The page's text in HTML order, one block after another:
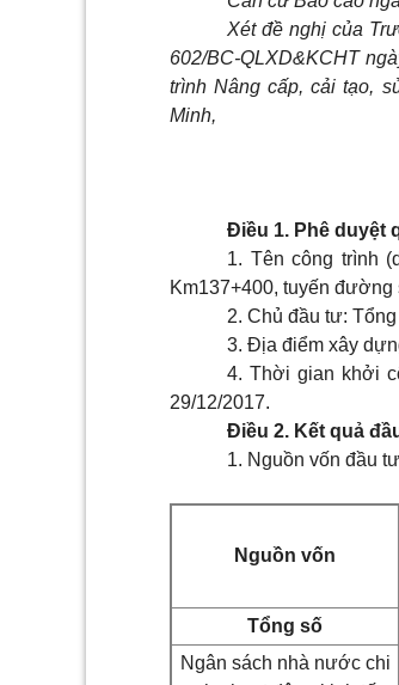
Xét đề nghị của
602/BC-QLXD&KCHT
trình Nâng cấp, cải tạo,
Minh,
Điều 1. Phê duyệt
1. Tên công trình
Km137+400, tuyến
2. Chủ đầu tư:
3. Địa điểm xây
4. Thời gian khởi
29/12/2017.
Điều 2. Kết quả
1. Nguồn vốn đầu tư
Nguồn vốn
Tổng số
Ngân sách nhà nước chi